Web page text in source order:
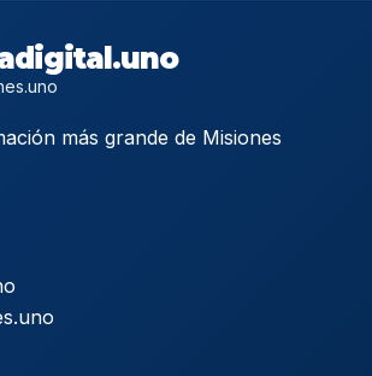
más grande de Misiones